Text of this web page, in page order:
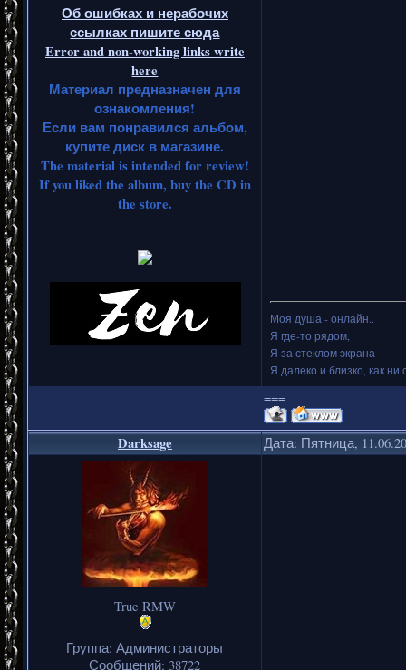
Об ошибках и нерабочих
ссылках пишите сюда
Error and non-working links write
here
Материал предназначен для
ознакомления!
Если вам понравился альбом,
купите диск в магазине.
The material is intended for review!
If you liked the album, buy the CD in
the store.
Моя душа - онлайн..
Я где-то рядом,
Я за стеклом экрана
Я далеко и близко, как ни
===
Darksage Дата: Пятница,
True RMW
Группа: Администраторы
Сообщений: 38722